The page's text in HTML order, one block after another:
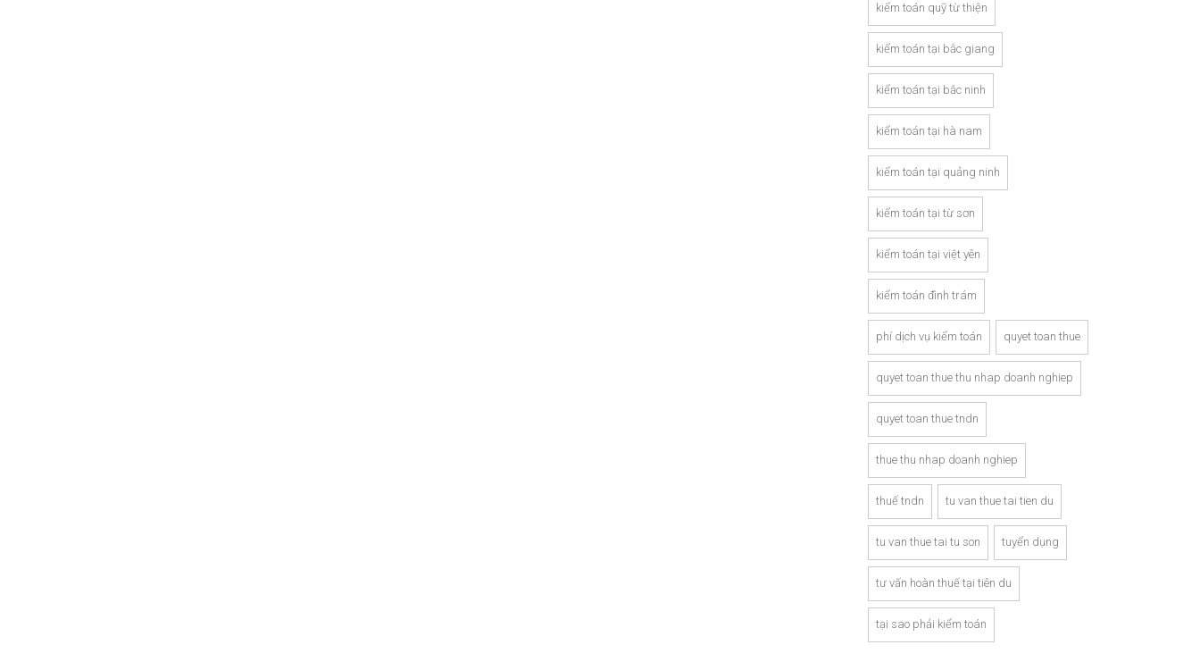
kiểm toán quỹ từ thiện
kiểm toán tại bắc giang
kiểm toán tại bắc ninh
kiểm toán tại hà nam
kiểm toán tại quảng ninh
kiểm toán tại từ sơn
kiểm toán tại việt yên
kiểm toán đình trám
phí dịch vụ kiểm toán quyet toan thue
quyet toan thue thu nhap doanh nghiep
quyet toan thue tndn
thue thu nhap doanh nghiep
thuế tndn tu van thue tai tien du
tu van thue tai tu son tuyển dụng
tư vấn hoàn thuế tại tiên du
tại sao phải kiểm toán